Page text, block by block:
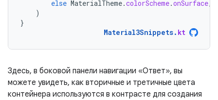
else MaterialTheme.colorScheme.onSurface,
)
}
Material3Snippets. kt
Здесь, в боковой панели навигации «Ответ», вы
можете увидеть, как вторичные и третичные цвета
контейнера используются в контрасте для создания